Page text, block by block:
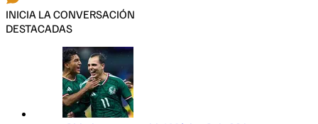
INICIA LA CONVERSACIÓN
DESTACADAS